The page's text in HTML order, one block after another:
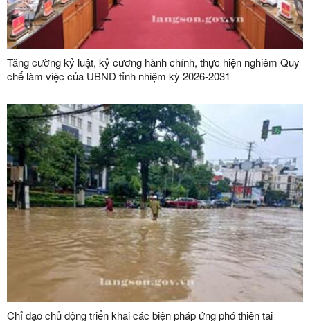
Tăng cường kỷ luật, kỷ cương hành chính, thực hiện nghiêm Quy
chế làm việc của UBND tỉnh nhiệm kỳ 2026-2031
Chỉ đạo chủ động triển khai các biện pháp ứng phó thiên tai